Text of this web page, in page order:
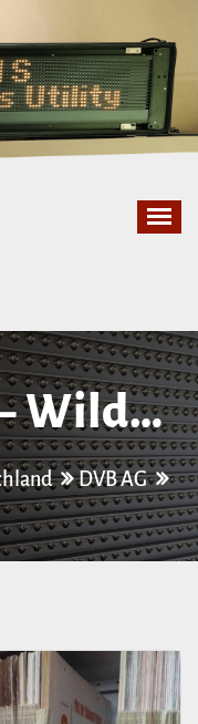
Wilder
DVB AG